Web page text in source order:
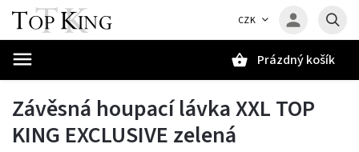
CZK
Prázdný košík
Závěsná houpací lávka XXL TOP
KING EXCLUSIVE zelená